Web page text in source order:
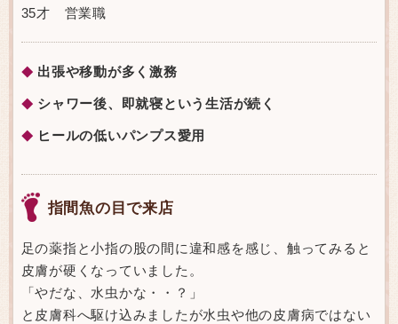
35才 営業職
◆ 出張や移動が多く激務
◆ シャワー後、即就寝という生活が続く
◆ ヒールの低いパンプス愛用
指間魚の目で来店
足の薬指と小指の股の間に違和感を感じ、触ってみると
皮膚が硬くなっていました。
「やだな、水虫かな・・？」
と皮膚科へ駆け込みましたが水虫や他の皮膚病ではない